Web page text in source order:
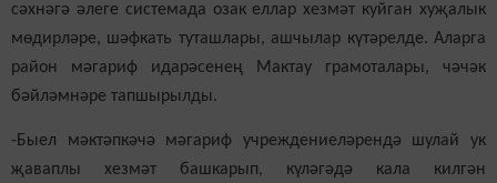
сәхнәгә әлеге системада озак еллар хезмәт куйган хуҗалык
мөдирләре, шәфкать туташлары, ашчылар күтәрелде. Аларга
район мәгариф идарәсенең Мактау грамоталары, чәчәк
бәйләмнәре тапшырылды.
-Быел мәктәпкәчә мәгариф учреждениеләрендә шулай ук
җаваплы хезмәт башкарып, күләгәдә кала килгән